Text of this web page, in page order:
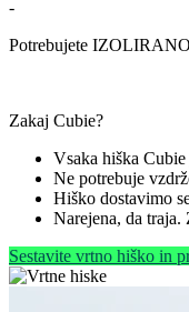
-
Potrebujete
Zakaj Cubie?
Vsaka hiška
Ne potrebuje
Hiško dostavimo
Narejena, da
Sestavite vrtno hiško in